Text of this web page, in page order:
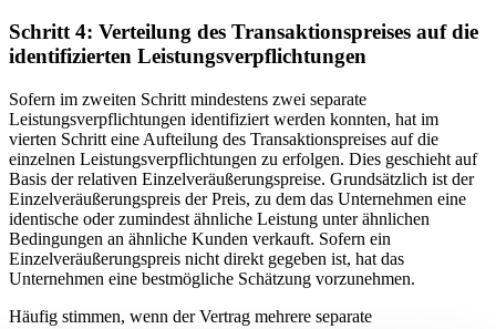
Schritt 4: Verteilung des Transaktionspreises auf die
identifizierten Leistungsverpflichtungen
Sofern im zweiten Schritt mindestens zwei separate
Leistungsverpflichtungen identifiziert werden konnten, hat im
vierten Schritt eine Aufteilung des Transaktionspreises auf die
einzelnen Leistungsverpflichtungen zu erfolgen. Dies geschieht auf
Basis der relativen Einzelveräußerungspreise. Grundsätzlich ist der
Einzelveräußerungspreis der Preis, zu dem das Unternehmen eine
identische oder zumindest ähnliche Leistung unter ähnlichen
Bedingungen an ähnliche Kunden verkauft. Sofern ein
Einzelveräußerungspreis nicht direkt gegeben ist, hat das
Unternehmen eine bestmögliche Schätzung vorzunehmen.
Häufig stimmen, wenn der Vertrag mehrere separate